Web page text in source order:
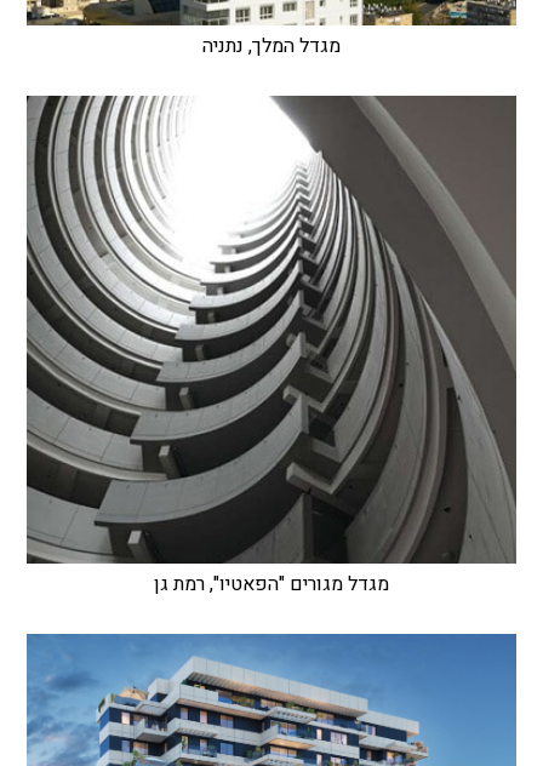
מגדל המלך, נתניה
מגדל מגורים "הפאטיו", רמת גן